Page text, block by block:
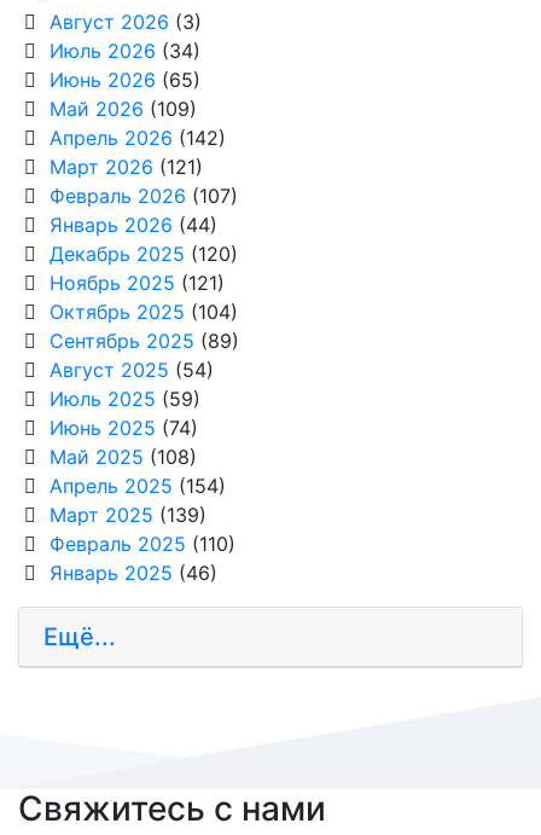
Август 2026 (3)
Июль 2026 (34)
Июнь 2026 (65)
Май 2026 (109)
Апрель 2026 (142)
Март 2026 (121)
Февраль 2026 (107)
Январь 2026 (44)
Декабрь 2025 (120)
Ноябрь 2025 (121)
Октябрь 2025 (104)
Сентябрь 2025 (89)
Август 2025 (54)
Июль 2025 (59)
Июнь 2025 (74)
Май 2025 (108)
Апрель 2025 (154)
Март 2025 (139)
Февраль 2025 (110)
Январь 2025 (46)
Ещё...
Свяжитесь с нами